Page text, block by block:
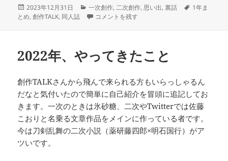
投
稿
2023年12月31日
カ
テ
一次創作,二次創作,思い出,裏話
タ
1年ま
とめ,創作TALK, 同人誌 2023年、やってきたこと に
コメントを残す
2022年、やってきたこと
創作TALKさんから飛んで来られる方もいらっしゃるん
だなと気付いたので簡単に自己紹介を冒頭に追記してお
きます。一次のときは氷砂糖、二次やTwitterでは佐藤
こおりと名乗る文章作品をメインに作っている者です。
今は刀剣乱舞の二次小説（薬研藤四郎×明石国行）がア
ツいです。